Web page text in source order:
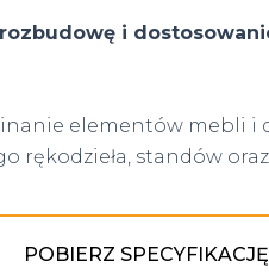
i
elementów mebli i
standów oraz
POBIERZ SPECYFIKACJĘ